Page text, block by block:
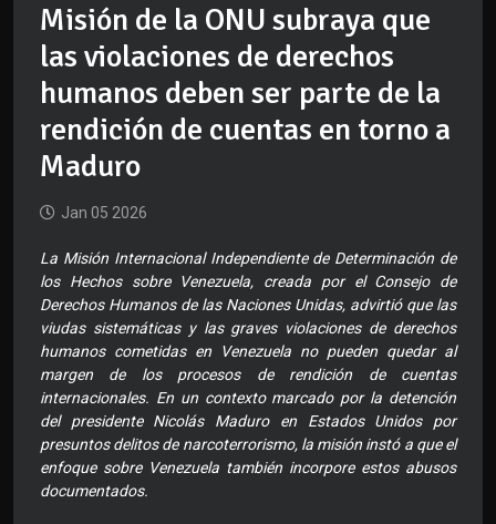
Misión de la ONU subraya que
las violaciones de derechos
humanos deben ser parte de la
rendición de cuentas en torno a
Maduro
Jan 05 2026
La Misión Internacional Independiente de Determinación de
los Hechos sobre Venezuela, creada por el Consejo de
Derechos Humanos de las Naciones Unidas, advirtió que las
viudas sistemáticas y las graves violaciones de derechos
humanos cometidas en Venezuela no pueden quedar al
margen de los procesos de rendición de cuentas
internacionales. En un contexto marcado por la detención
del presidente Nicolás Maduro en Estados Unidos por
presuntos delitos de narcoterrorismo, la misión instó a que el
enfoque sobre Venezuela también incorpore estos abusos
documentados.